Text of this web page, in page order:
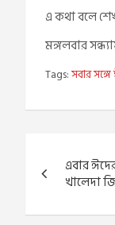
এ কথা বলে
মঙ্গলবার
Tags:সবার
এবার
খালেদা